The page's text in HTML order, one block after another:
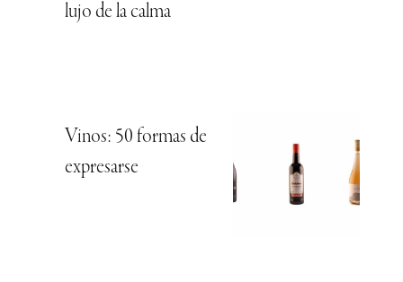
lujo de la calma
Vinos: 50 formas de
expresarse